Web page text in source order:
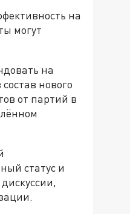
на
могут
на
нового
от партий в
статус и